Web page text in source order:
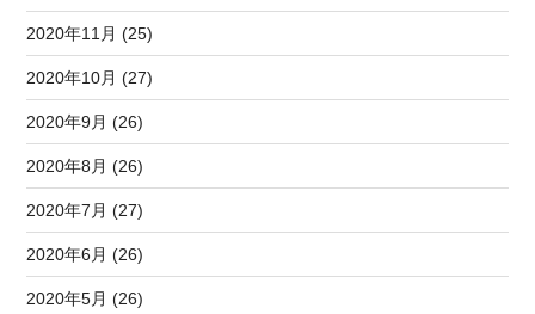
2020年11月 (25)
2020年10月 (27)
2020年9月 (26)
2020年8月 (26)
2020年7月 (27)
2020年6月 (26)
2020年5月 (26)